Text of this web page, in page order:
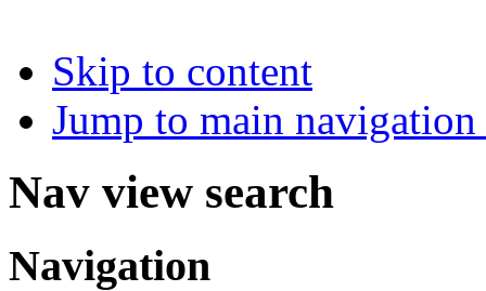
Skip to content
Jump to main
Nav view search
Navigation